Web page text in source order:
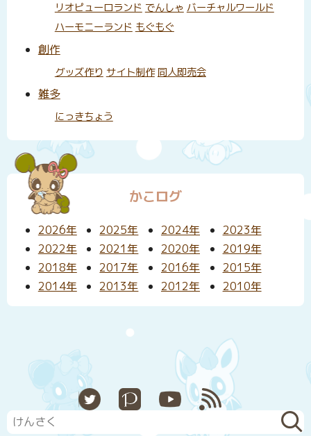
リオピューロランド でんしゃ バーチャルワールド
ハーモニーランド もぐもぐ
創作
グッズ作り サイト制作 同人即売会
雑多
にっきちょう
かこログ
2026年 2025年 2024年
2023年
2022年
2021年 2020年
2019年
2018年
2017年 2016年
2015年
2014年
2013年 2012年 2010年
Pixiv YouTube
RSS